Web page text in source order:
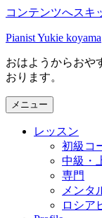
コンテンツへスキ
Pianist Yukie koyama
おはようからおや
おります。
メニュー
レッスン
初級コ
中級・
専門
メンタ
ロシア